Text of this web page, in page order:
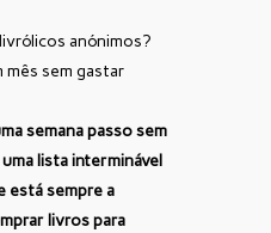
anónimos?
mês sem gastar
semana passo sem
lista interminável
está sempre a
livros para